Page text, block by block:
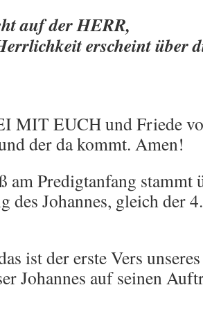
auf der HERR,
erscheint über
MIT EUCH und Friede
der da kommt. Amen!
am Predigtanfang stammt
des Johannes, gleich der
ist der erste Vers
Johannes auf seinen